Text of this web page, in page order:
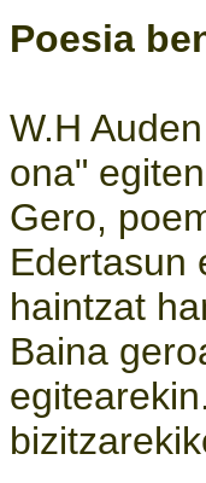
Poesia
W.H
ona"
Gero,
Edertasun
haintzat
Baina